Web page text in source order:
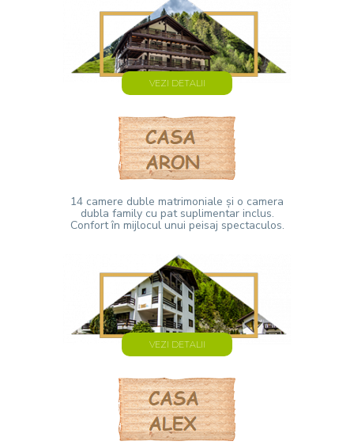
VEZI DETALII
14 camere duble matrimoniale și o camera
dubla family cu pat suplimentar inclus.
Confort în mijlocul unui peisaj spectaculos.
VEZI DETALII